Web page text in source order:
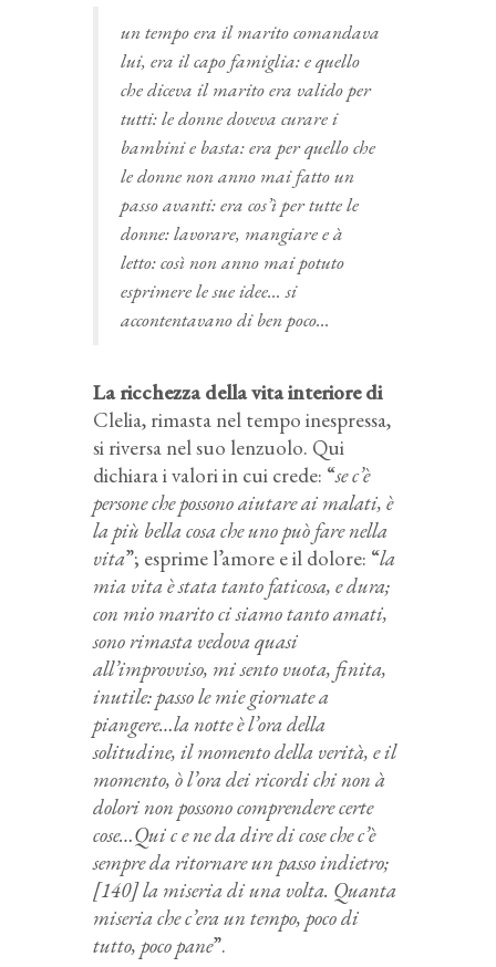
un tempo era il marito comandava
lui, era il capo famiglia: e quello
che diceva il marito era valido per
tutti: le donne doveva curare i
bambini e basta: era per quello che
le donne non anno mai fatto un
passo avanti: era cos’ì per tutte le
donne: lavorare, mangiare e à
letto: così non anno mai potuto
esprimere le sue idee… si
accontentavano di ben poco…
La ricchezza della vita interiore di
Clelia, rimasta nel tempo inespressa,
si riversa nel suo lenzuolo. Qui
dichiara i valori in cui crede: “se c’è
persone che possono aiutare ai malati, è
la più bella cosa che uno può fare nella
vita”; esprime l’amore e il dolore: “la
mia vita è stata tanto faticosa, e dura;
con mio marito ci siamo tanto amati,
sono rimasta vedova quasi
all’improvviso, mi sento vuota, finita,
inutile: passo le mie giornate a
piangere…la notte è l’ora della
solitudine, il momento della verità, e il
momento, ò l’ora dei ricordi chi non à
dolori non possono comprendere certe
cose…Qui c e ne da dire di cose che c’è
sempre da ritornare un passo indietro;
[140] la miseria di una volta. Quanta
miseria che c’era un tempo, poco di
tutto, poco pane”.